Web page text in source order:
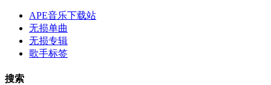
APE音乐下载站
无损单曲
无损专辑
歌手标签
搜索